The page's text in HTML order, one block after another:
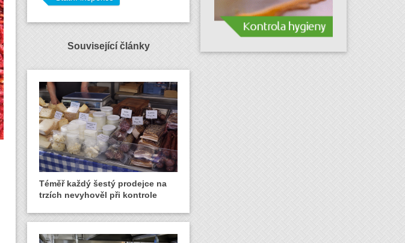
Související články
Téměř každý šestý prodejce na
trzích nevyhověl při kontrole